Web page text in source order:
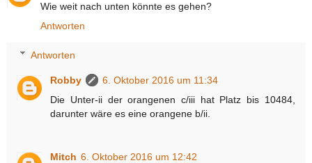
Wie weit nach unten könnte es gehen?
Antworten
Antworten
Robby
6. Oktober 2016 um 11:34
Die Unter-ii der orangenen c/iii hat Platz bis 10484,
darunter wäre es eine orangene b/ii.
Mitch 6. Oktober 2016 um 12:42